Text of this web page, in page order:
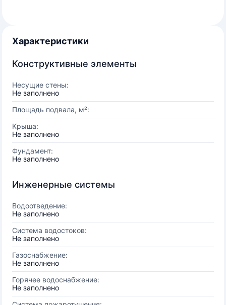
Характеристики
Конструктивные элементы
Несущие стены:
Не заполнено
Площадь подвала, м²:
Крыша:
Не заполнено
Фундамент:
Не заполнено
Инженерные системы
Водоотведение:
Не заполнено
Система водостоков:
Не заполнено
Газоснабжение:
Не заполнено
Горячее водоснабжение:
Не заполнено